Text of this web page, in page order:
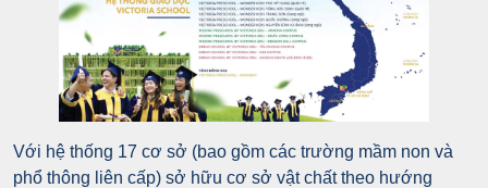
Với hệ thống 17 cơ sở (bao gồm các trường mầm non và
phổ thông liên cấp) sở hữu cơ sở vật chất theo hướng